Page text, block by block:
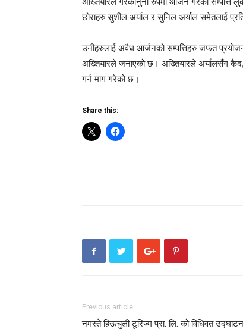
छोराहरु सुशील अर्याल र सुनिल अर्याल समेतलाई
उनीहरुलाई अवैध आर्जनको सम्पत्तिहरु जफत
अख्तियारले जनाएको छ। अख्तियारले अर्यालसँग कैद,
गर्न माग गरेको छ।
Share this:
Previous article
नमस्ते हिऊचुली टूरिज्म प्रा. लि. को विधिवत उद्घाटन